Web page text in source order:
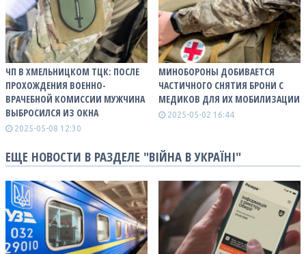
ЧП В ХМЕЛЬНИЦКОМ ТЦК: ПОСЛЕ
ПРОХОЖДЕНИЯ ВОЕННО-
ВРАЧЕБНОЙ КОМИССИИ МУЖЧИНА
ВЫБРОСИЛСЯ ИЗ ОКНА
2025-05-08 12:30
МИНОБОРОНЫ ДОБИВАЕТСЯ
ЧАСТИЧНОГО СНЯТИЯ БРОНИ С
МЕДИКОВ ДЛЯ ИХ МОБИЛИЗАЦИИ
2025-05-02 16:44
ЕЩЕ НОВОСТИ В РАЗДЕЛЕ "ВІЙНА В УКРАЇНІ"